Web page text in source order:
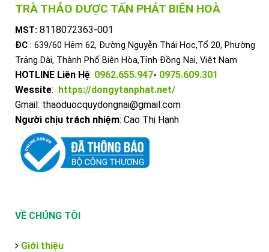
TRÀ THẢO DƯỢC TẤN PHÁT BIÊN HOÀ
MST: 8118072363-001
ĐC : 639/60 Hẻm 62, Đường Nguyễn Thái Học,Tổ 20, Phường
Trảng Dài, Thành Phố Biên Hòa,Tỉnh Đồng Nai, Việt Nam
HOTLINE Liên Hệ: 0962.655.947- 0975.609.301
Wessite: https://dongytanphat.net/
Gmail: thaoduocquydongnai@gmail.com
Người chịu trách nhiệm: Cao Thị Hạnh
VỀ CHÚNG TÔI
Giới thiệu